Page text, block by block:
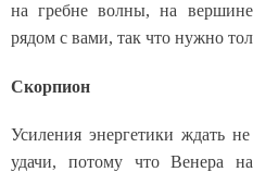
на гребне волны, на
рядом с вами, так что нужно
Скорпион
Усиления энергетики ждать
удачи, потому что Венера